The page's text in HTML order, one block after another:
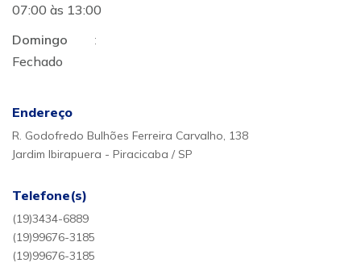
07:00 às 13:00
Domingo
:
Fechado
Endereço
R. Godofredo Bulhões Ferreira Carvalho, 138
Jardim Ibirapuera - Piracicaba / SP
Telefone(s)
(19)3434-6889
(19)99676-3185
(19)99676-3185